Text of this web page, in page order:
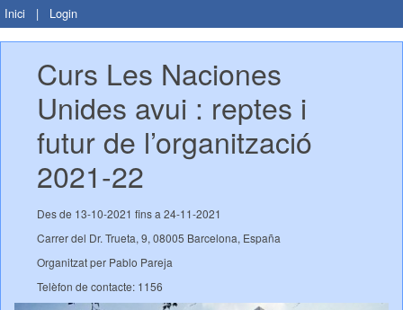
Inici | Login
Curs Les Naciones
Unides avui : reptes i
futur de l’organització
2021-22
Des de 13-10-2021 fins a 24-11-2021
Carrer del Dr. Trueta, 9, 08005 Barcelona, España
Organitzat per Pablo Pareja
Telèfon de contacte: 1156